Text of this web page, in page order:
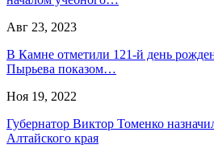
Авг 23, 2023
В Камне отметили 121-й день
Пырьева показом…
Ноя 19, 2022
Губернатор Виктор Томенко
Алтайского края